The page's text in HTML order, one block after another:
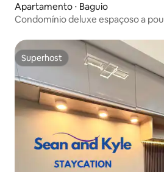
Apartamento ⋅ Baguio
Condomínio deluxe espaçoso a
Superhost
Superhost